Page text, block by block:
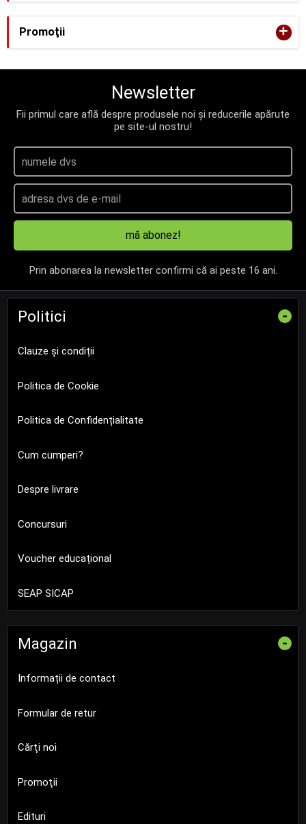
Promoţii +
Newsletter
Fii primul care află despre produsele noi și reducerile apărute
pe site-ul nostru!
mă abonez!
Prin abonarea la newsletter confirmi că ai peste 16 ani.
Politici -
Clauze și condiții
Politica de Cookie
Politica de Confidențialitate
Cum cumperi?
Despre livrare
Concursuri
Voucher educațional
SEAP SICAP
Magazin -
Informații de contact
Formular de retur
Cărţi noi
Promoţii
Edituri